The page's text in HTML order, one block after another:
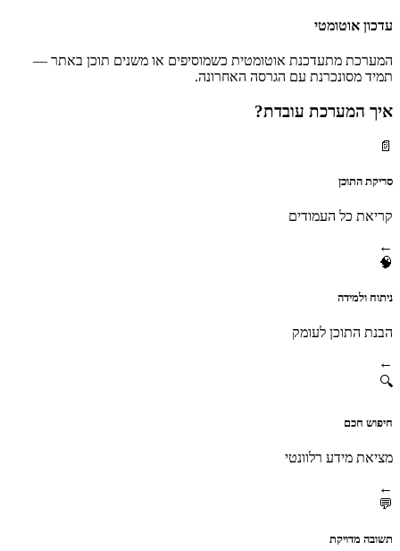
עדכון אוטומטי
המערכת מתעדכנת אוטומטית כשמוסיפים או משנים תוכן באתר —
תמיד מסונכרנת עם הגרסה האחרונה.
איך המערכת עובדת?
📄
סריקת התוכן
קריאת כל העמודים
←
🧠
ניתוח ולמידה
הבנת התוכן לעומק
←
🔍
חיפוש חכם
מציאת מידע רלוונטי
←
💬
תשובה מדויקת